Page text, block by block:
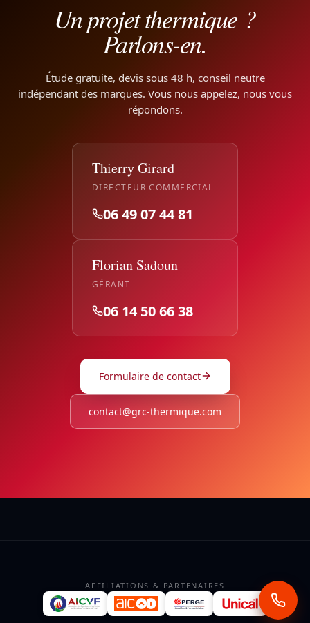
Un projet thermique ?
Parlons-en.
Étude gratuite, devis sous 48 h, conseil neutre
indépendant des marques. Vous nous appelez, nous vous
répondons.
Thierry Girard
DIRECTEUR COMMERCIAL
06 49 07 44 81
Florian Sadoun
GÉRANT
06 14 50 66 38
Formulaire de contact
contact@grc-thermique.com
AFFILIATIONS & PARTENAIRES